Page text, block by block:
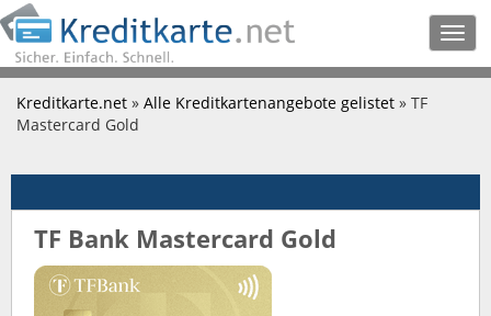
Kreditkarte.net » Alle Kreditkartenangebote gelistet » TF
Mastercard Gold
TF Bank Mastercard Gold